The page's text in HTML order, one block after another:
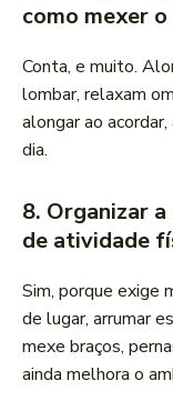
como mexer
Conta, e muito.
lombar, relaxam
alongar ao
dia.
8. Organizar
de atividade
Sim, porque exige
de lugar, arrumar
mexe braços,
ainda melhora o